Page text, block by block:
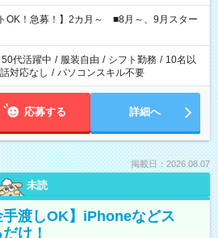
」 「余裕を持って夕飯の準備がしたい」
したくない」 など、ご希望を教えてください
事の勤務時間。 合計で週40時間を超える場
。
OK！急募！】2カ月～ ■8月～、9月スター
代活躍中 / 服装自由 / シフト勤務 / 10名以
対応なし / パソコンスキル不要
応募する 詳細へ
掲載日：2026.08.07
未読
手渡しOK】iPhoneなどス
け！